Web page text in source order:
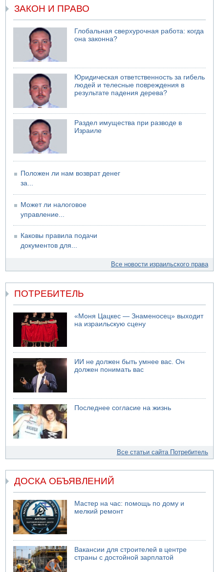
ЗАКОН И ПРАВО
Глобальная сверхурочная работа: когда
она законна?
Юридическая ответственность за гибель
людей и телесные повреждения в
результате падения дерева?
Раздел имущества при разводе в
Израиле
Положен ли нам возврат денег
за...
Может ли налоговое
управление...
Каковы правила подачи
документов для...
Все новости израильского права
ПОТРЕБИТЕЛЬ
«Моня Цацкес — Знаменосец» выходит
на израильскую сцену
ИИ не должен быть умнее вас. Он
должен понимать вас
Последнее согласие на жизнь
Все статьи сайта Потребитель
ДОСКА ОБЪЯВЛЕНИЙ
Мастер на час: помощь по дому и
мелкий ремонт
Вакансии для строителей в центре
страны с достойной зарплатой